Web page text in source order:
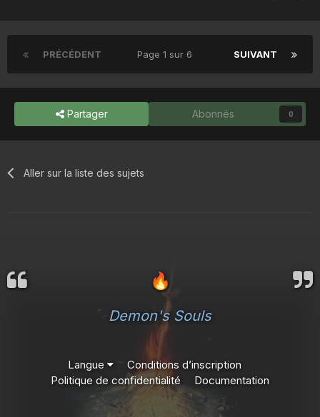
PRÉCÉDENT SUIVANT
Page 1 sur 6
Partager Abonnés 0
Aller sur la liste des sujets
🔥
Demon's Souls
Langue
Conditions d’inscription
Politique de confidentialité
Documentation